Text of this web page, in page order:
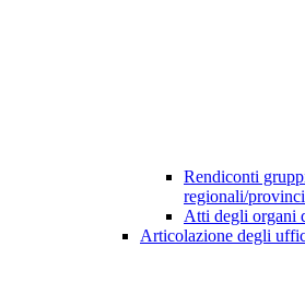
Rendiconti
regionali/
Atti degli organi
Articolazione degli